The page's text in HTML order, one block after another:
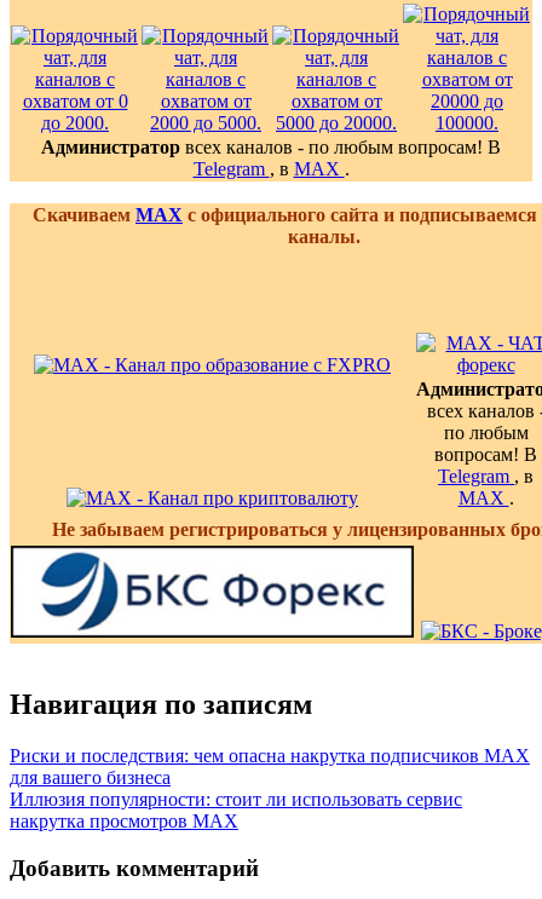
Администратор всех каналов - по любым вопросам! В
Telegram , в MAX .
Скачиваем MAX с официального сайта и
каналы.
всех каналов
по любым
вопросам! В
Telegram , в
MAX .
Не забываем регистрироваться у лицензированных
Навигация по записям
Риски и последствия: чем опасна накрутка подписчиков MAX
для вашего бизнеса
Иллюзия популярности: стоит ли использовать сервис
накрутка просмотров MAX
Добавить комментарий